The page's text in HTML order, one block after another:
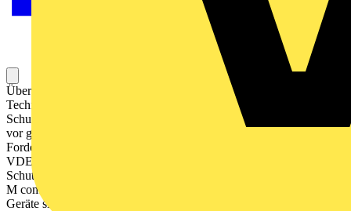
Überspannungs-Schutzeinrichtungen SPD Typ 2+3 mit QuickSafe®
Technologie, geprüft nach DIN EN 61643-11, sind geeignet zum
Schutz von elektrischen Niederspannungsanlagen und Endgeräten
vor gefährlichen Überspannungen. Die SPD erfüllen die
Forderungen nach Überspannungsschutz, die sich aus der DIN
VDE 0100-443 und 534 ergeben. Alle Überspannungs-
Schutzeinrichtungen sind kompatibel mit der Baureihe System pro
M compact und mit diesen über Phasenschienen verschienbar. Alle
Geräte sind mit einer Funktionsanzeige ausgestattet.